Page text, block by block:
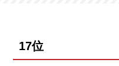
17位